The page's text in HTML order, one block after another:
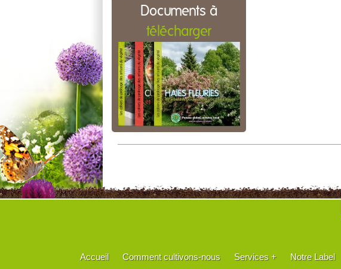
Documents à
télécharger
Accueil Comment cultivons-nous Services + Notre Label